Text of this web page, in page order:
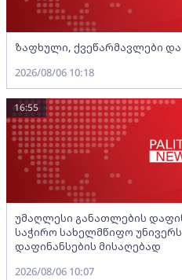
ზაფხული, ქვეწარმავლები
2026/08/06 10:18
უმაღლესი განათლების
საჭირო სახელმწიფო
დაფინანსების მისაღებად
16:55
2026/08/06 10:07